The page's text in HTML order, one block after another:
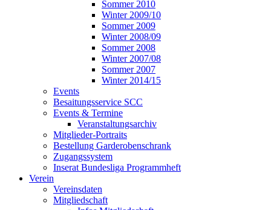
Sommer 2010
Winter 2009/10
Sommer 2009
Winter 2008/09
Sommer 2008
Winter 2007/08
Sommer 2007
Winter 2014/15
Events
Besaitungsservice SCC
Events & Termine
Veranstaltungsarchiv
Mitglieder-Portraits
Bestellung Garderobenschrank
Zugangssystem
Inserat Bundesliga Programmheft
Verein
Vereinsdaten
Mitgliedschaft